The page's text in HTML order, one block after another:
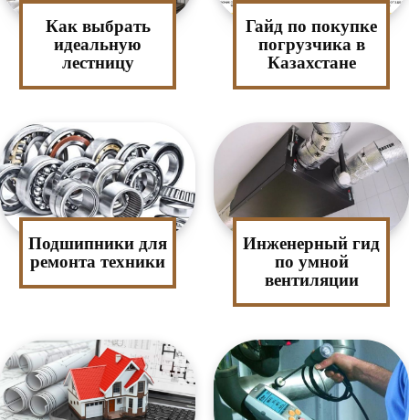
Как выбрать
идеальную
лестницу
Гайд по покупке
погрузчика в
Казахстане
Подшипники для
ремонта техники
Инженерный гид
по умной
вентиляции